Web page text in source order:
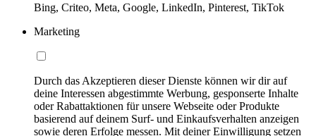
Bing, Criteo, Meta, Google, LinkedIn, Pinterest, TikTok
Marketing
Durch das Akzeptieren dieser Dienste können wir dir auf
deine Interessen abgestimmte Werbung, gesponserte Inhalte
oder Rabattaktionen für unsere Webseite oder Produkte
basierend auf deinem Surf- und Einkaufsverhalten anzeigen
sowie deren Erfolge messen. Mit deiner Einwilligung setzen